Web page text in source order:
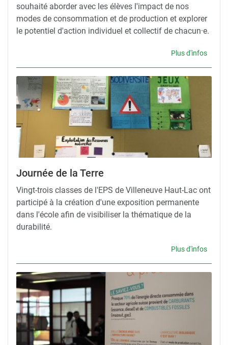
souhaité aborder avec les élèves l'impact de nos
modes de consommation et de production et explorer
le potentiel d'action individuel et collectif de chacun·e.
Plus d'infos
Journée de la Terre
Vingt-trois classes de l'EPS de Villeneuve Haut-Lac ont
participé à la création d'une exposition permanente
dans l'école afin de visibiliser la thématique de la
durabilité.
Plus d'infos